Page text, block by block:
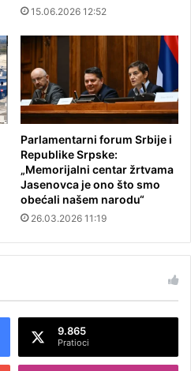
15.06.2026 12:52
Parlamentarni forum Srbije i
Republike Srpske:
„Memorijalni centar žrtvama
Jasenovca je ono što smo
obećali našem narodu“
26.03.2026 11:19
9.865
Pratioci